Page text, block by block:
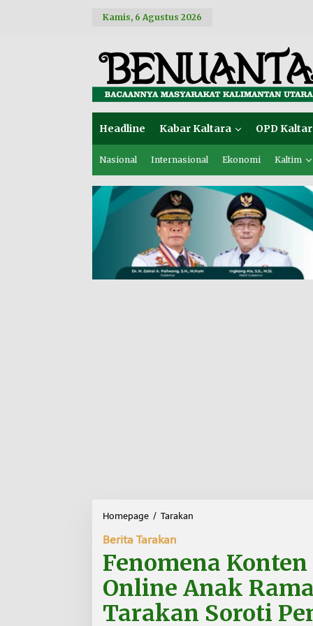
Kamis, 6 Agustus 2026
Headline Kabar Kaltara OPD
Nasional Internasional Ekonomi Kaltim
Homepage / Tarakan
n
Berita Tarakan
Fenomena
Online Anak
Tarakan Soroti